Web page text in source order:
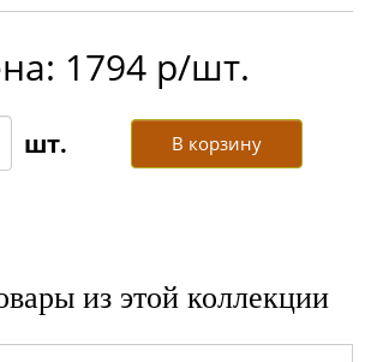
1794 р/шт.
В корзину
из этой коллекции